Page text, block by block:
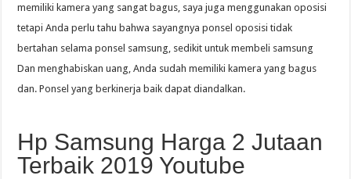
memiliki kamera yang sangat bagus, saya juga menggunakan oposisi
tetapi Anda perlu tahu bahwa sayangnya ponsel oposisi tidak
bertahan selama ponsel samsung, sedikit untuk membeli samsung
Dan menghabiskan uang, Anda sudah memiliki kamera yang bagus
dan. Ponsel yang berkinerja baik dapat diandalkan.
Hp Samsung Harga 2 Jutaan
Terbaik 2019 Youtube